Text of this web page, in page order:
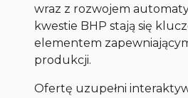
wraz z rozwojem
kwestie BHP stają się
elementem
produkcji.
Ofertę uzupełni